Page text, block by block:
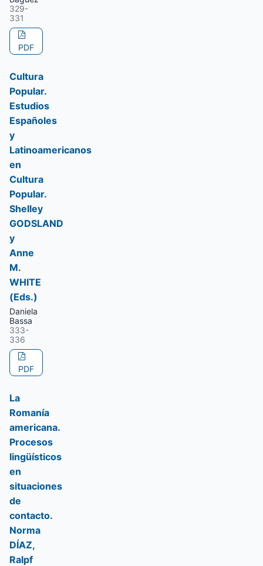
329-
331
PDF
Cultura
Popular.
Estudios
Españoles
y
Latinoamericanos
en
Cultura
Popular.
Shelley
GODSLAND
y
Anne
M.
WHITE
(Eds.)
Daniela
Bassa
333-
336
PDF
La
Romanía
americana.
Procesos
lingüísticos
en
situaciones
de
contacto.
Norma
DÍAZ,
Ralpf